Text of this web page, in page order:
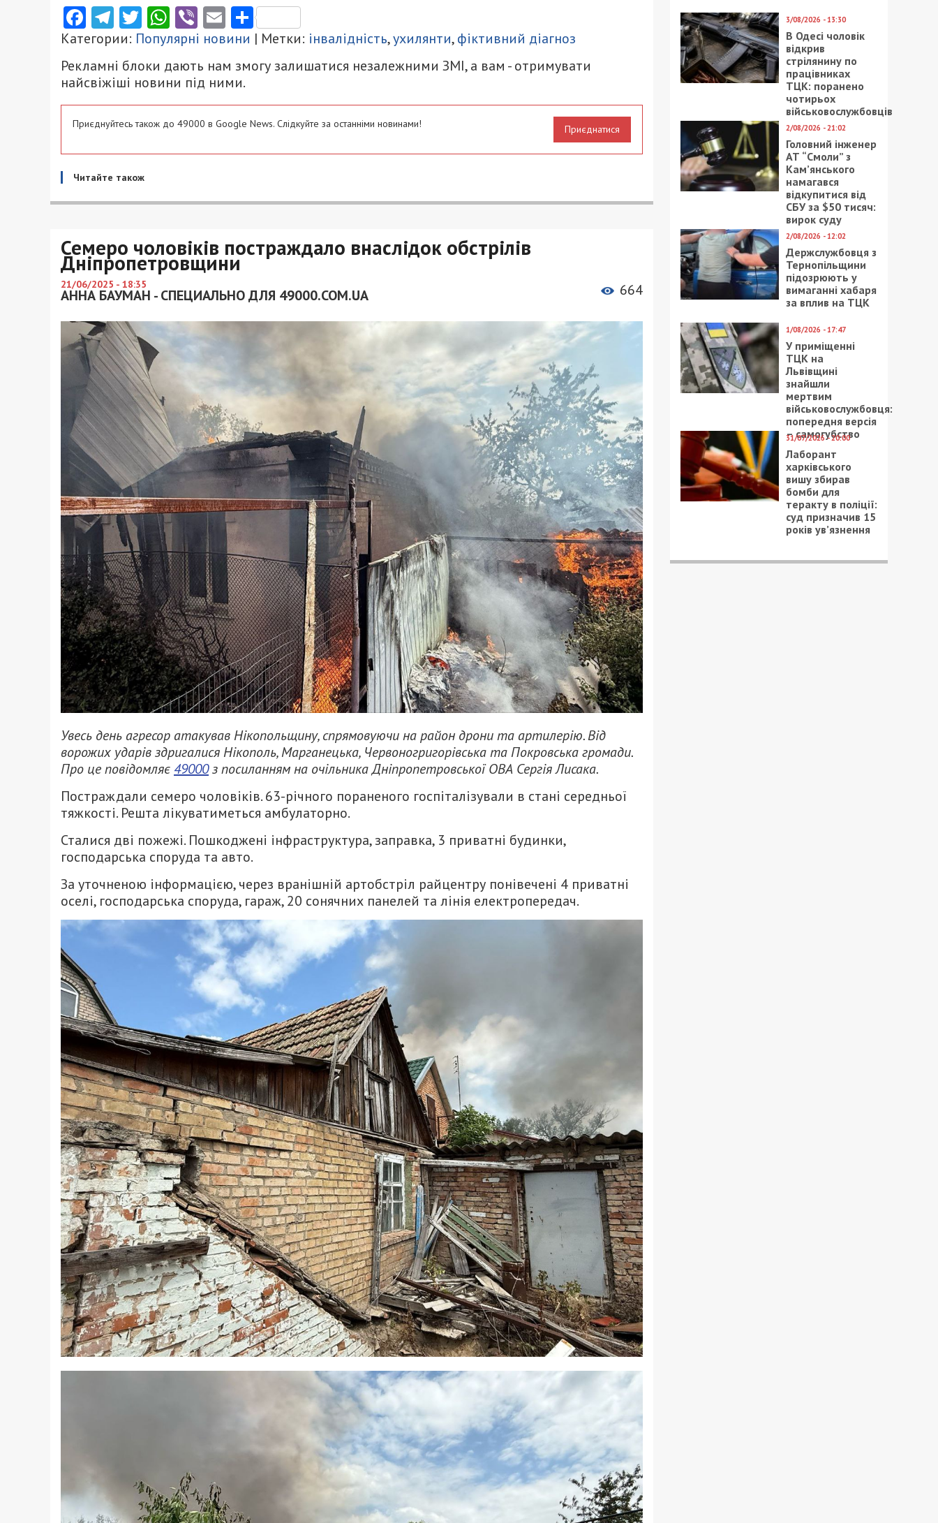
Facebook
Telegram
Twitter
WhatsApp
ViberEmailПоділитися
Категории: Популярні новини | Метки: інвалідність,ухилянти,фіктивний діагноз
Рекламні блоки дають нам змогу залишатися незалежними ЗМІ, а вам - отримувати
найсвіжіші новини під ними.
Приєднуйтесь також до 49000 в Google News. Слідкуйте за останніми новинами! Приєднатися
Читайте також
Семеро чоловіків постраждало внаслідок обстрілів
Дніпропетровщини
21/06/2025 - 18:35
АННА БАУМАН - СПЕЦИАЛЬНО ДЛЯ 49000.COM.UA 664
Увесь день агресор атакував Нікопольщину, спрямовуючи на район дрони та артилерію. Від
ворожих ударів здригалися Нікополь, Марганецька, Червоногригорівська та Покровська громади.
Про це повідомляє49000з посиланням на очільника Дніпропетровської ОВА Сергія Лисака.
Постраждали семеро чоловіків. 63-річного пораненого госпіталізували в стані середньої
тяжкості. Решта лікуватиметься амбулаторно.
Сталися дві пожежі. Пошкоджені інфраструктура, заправка, 3 приватні будинки,
господарська споруда та авто.
За уточненою інформацією, через вранішній артобстріл райцентру понівечені 4 приватні
оселі, господарська споруда, гараж, 20 сонячних панелей та лінія електропередач.
3/08/2026 - 13:30
В Одесі чоловік
відкрив
стрілянину по
працівниках
ТЦК: поранено
чотирьох
військовослужбовців
2/08/2026 - 21:02
Головний інженер
АТ “Смоли” з
Кам’янського
намагався
відкупитися від
СБУ за $50 тисяч:
вирок суду
2/08/2026 - 12:02
Держслужбовця з
Тернопільщини
підозрюють у
вимаганні хабаря
за вплив на ТЦК
1/08/2026 - 17:47
У приміщенні
ТЦК на
Львівщині
знайшли
мертвим
військовослужбовця:
попередня версія
– самогубство
31/07/2026 - 20:00
Лаборант
харківського
вишу збирав
бомби для
теракту в поліції:
суд призначив 15
років ув’язнення